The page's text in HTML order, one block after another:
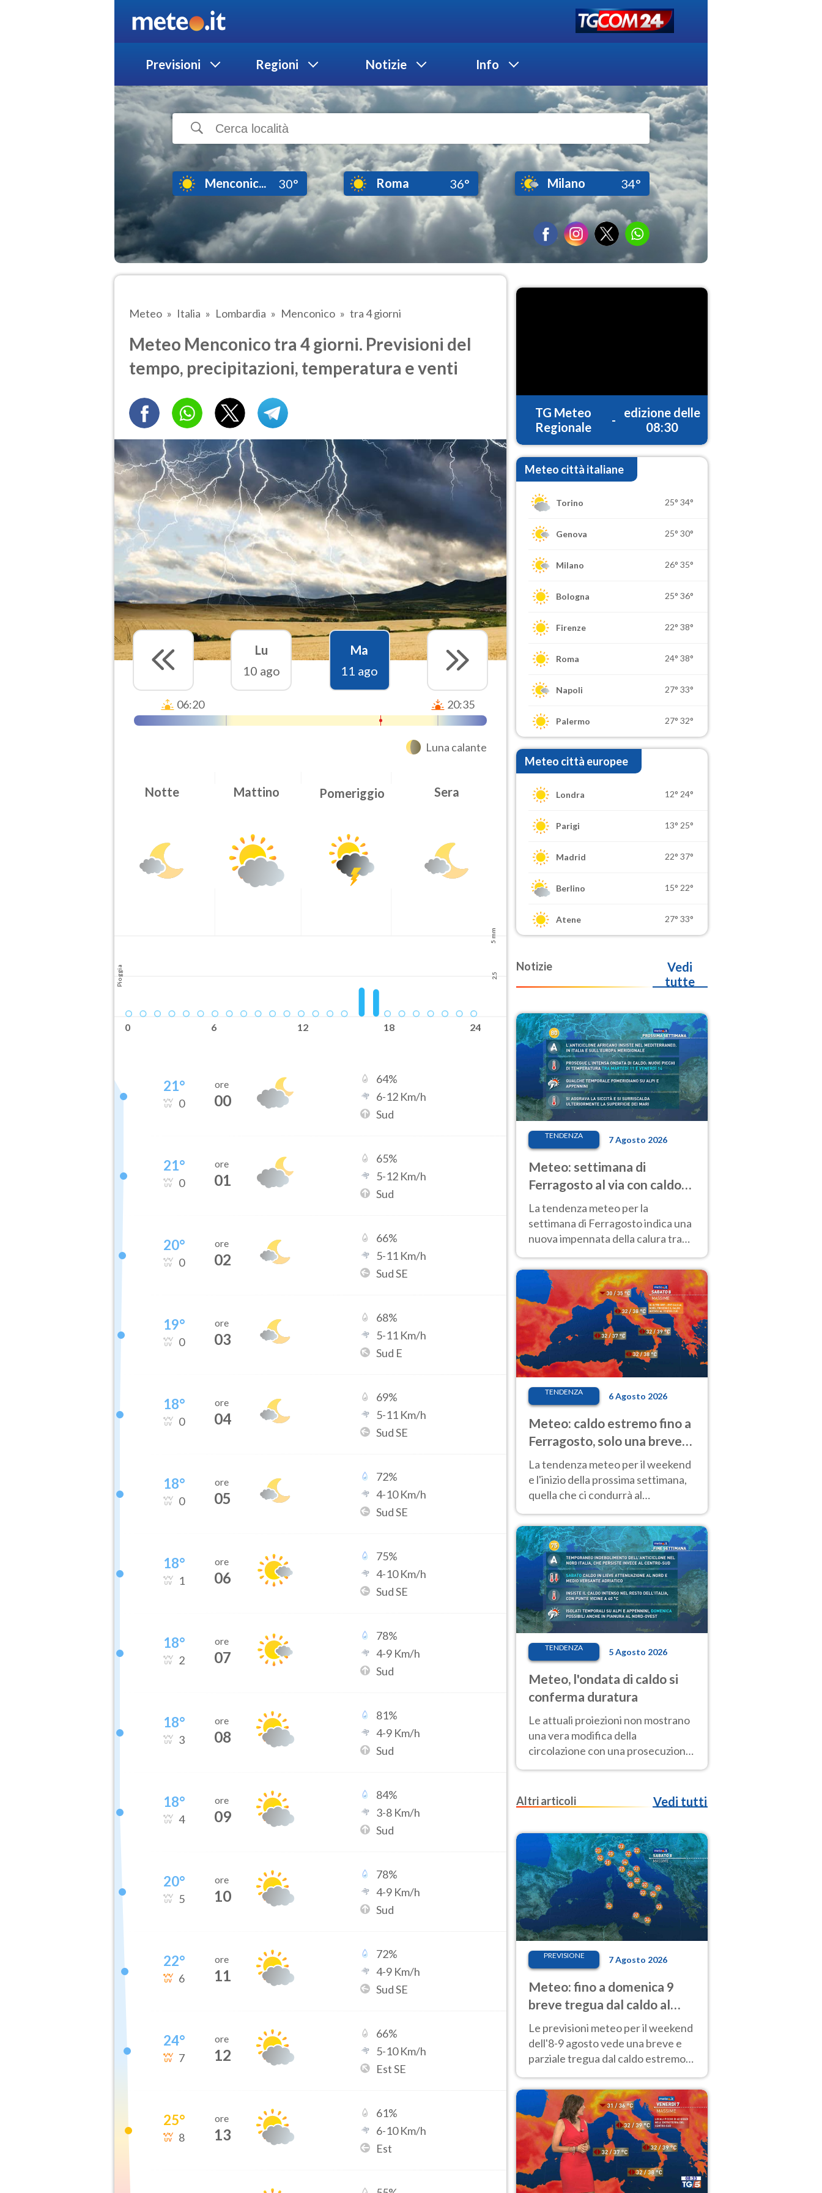
Previsioni Regioni Notizie Info
Menconic... 30° Roma 36° Milano 34°
Meteo Italia Lombardia Menconico tra 4 giorni
Meteo Menconico tra 4 giorni. Previsioni del
tempo, precipitazioni, temperatura e venti
Lu
10 ago
Ma
11 ago
06:20 20:35
Luna calante
Notte Mattino Pomeriggio Sera
5 mm
2.5
Pioggia
0 6 12 18 24
21°
0
ore
00
64%
6-12 Km/h
Sud
21°
0
ore
01
65%
5-12 Km/h
Sud
20°
0
ore
02
66%
5-11 Km/h
Sud SE
19°
0
ore
03
68%
5-11 Km/h
Sud E
18°
0
ore
04
69%
5-11 Km/h
Sud SE
18°
0
ore
05
72%
4-10Km/h
Sud SE
18°
1
ore
06
75%
4-10Km/h
Sud SE
18°
2
ore
07
78%
4-9 Km/h
Sud
18°
3
ore
08
81%
4-9 Km/h
Sud
18°
4
ore
09
84%
3-8 Km/h
Sud
20°
5
ore
10
78%
4-9 Km/h
Sud
22°
6
ore
11
72%
4-9 Km/h
Sud SE
24°
7
ore
12
66%
5-10Km/h
Est SE
25°
8
ore
13
61%
6-10Km/h
Est
TG Meteo
Regionale
-
edizione delle
08:30
Meteo città italiane
Torino 25° 34°
Genova 25° 30°
Milano 26° 35°
Bologna 25° 36°
Firenze 22° 38°
Roma 24° 38°
Napoli 27° 33°
Palermo 27° 32°
Meteo città europee
Londra 12° 24°
Parigi 13° 25°
Madrid 22° 37°
Berlino 15° 22°
Atene 27° 33°
Notizie
Vedi
tutte
TENDENZA 7 Agosto 2026
Meteo: settimana di
Ferragosto al via con caldo
intenso e qualche temporale
La tendenza meteo per la
settimana di Ferragosto indica una
nuova impennata della calura tra
anche al Nord.
TENDENZA 6 Agosto 2026
Meteo: caldo estremo fino a
Ferragosto, solo una breve
pausa. Ecco dove
La tendenza meteo per il weekend
e l'inizio della prossima settimana,
quella che ci condurrà al
temperature molto elevate
TENDENZA 5 Agosto 2026
Meteo, l'ondata di caldo si
conferma duratura
Le attuali proiezioni non mostrano
una vera modifica della
circolazione con una prosecuzione
del caldo fuori scala per molti
Ferragosto
Altri articoli Vedi tutti
PREVISIONE 7 Agosto 2026
Meteo: fino a domenica 9
breve tregua dal caldo al
Nord! Altrove calura e afa
Le previsioni meteo per il weekend
dell'8-9 agosto vede una breve e
parziale tregua dal caldo estremo
40 gradi.